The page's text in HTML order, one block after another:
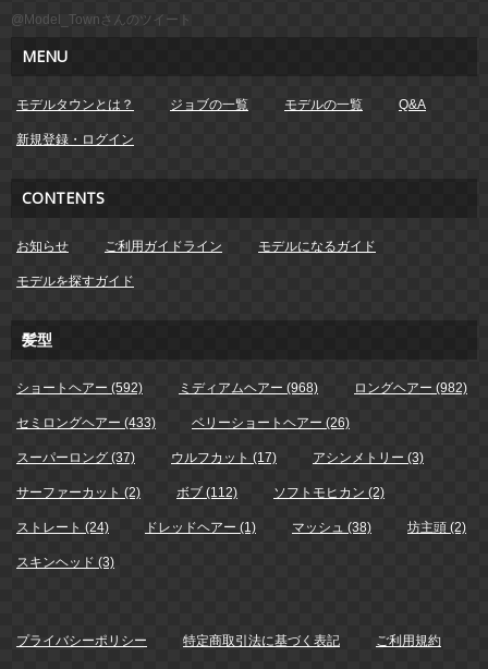
@Model_Townさんのツイート
MENU
モデルタウンとは？ ジョブの一覧 モデルの一覧 Q&A
新規登録・ログイン
CONTENTS
お知らせ ご利用ガイドライン モデルになるガイド
モデルを探すガイド
髪型
ショートヘアー (592) ミディアムヘアー (968) ロングヘアー (982)
セミロングヘアー (433) ベリーショートヘアー (26)
スーパーロング (37) ウルフカット (17) アシンメトリー (3)
サーファーカット (2) ボブ (112) ソフトモヒカン (2)
ストレート (24) ドレッドヘアー (1) マッシュ (38) 坊主頭 (2)
スキンヘッド (3)
プライバシーポリシー 特定商取引法に基づく表記 ご利用規約